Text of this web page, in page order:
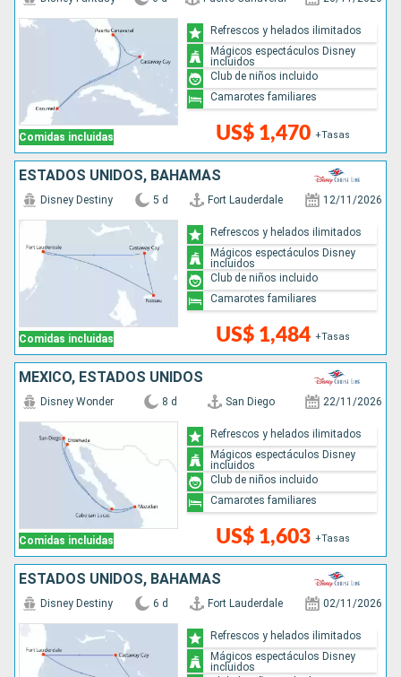
Comidas incluidas US$ 1,470 +Tasas
Refrescos y helados ilimitados
Mágicos espectáculos Disney
incluidos
Club de niños incluido
Camarotes familiares
ESTADOS UNIDOS, BAHAMAS
Comidas incluidas
Disney Destiny 5 d Fort Lauderdale 12/11/2026
US$ 1,484 +Tasas
Refrescos y helados ilimitados
Mágicos espectáculos Disney
incluidos
Club de niños incluido
Camarotes familiares
MÉXICO, ESTADOS UNIDOS
Comidas incluidas
Disney Wonder 8 d San Diego 22/11/2026
US$ 1,603 +Tasas
Refrescos y helados ilimitados
Mágicos espectáculos Disney
incluidos
Club de niños incluido
Camarotes familiares
ESTADOS UNIDOS, BAHAMAS
Disney Destiny 6 d Fort Lauderdale 02/11/2026
Refrescos y helados ilimitados
Mágicos espectáculos Disney
incluidos